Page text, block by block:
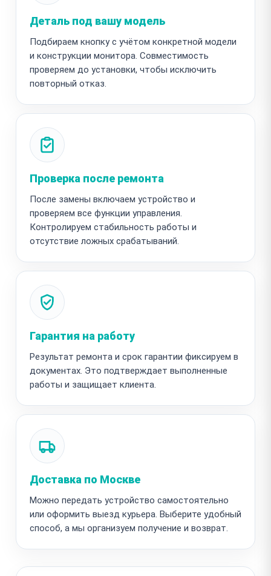
Деталь под вашу модель
Подбираем кнопку с учётом конкретной модели
и конструкции монитора. Совместимость
проверяем до установки, чтобы исключить
повторный отказ.
Проверка после ремонта
После замены включаем устройство и
проверяем все функции управления.
Контролируем стабильность работы и
отсутствие ложных срабатываний.
Гарантия на работу
Результат ремонта и срок гарантии фиксируем в
документах. Это подтверждает выполненные
работы и защищает клиента.
Доставка по Москве
Можно передать устройство самостоятельно
или оформить выезд курьера. Выберите удобный
способ, а мы организуем получение и возврат.